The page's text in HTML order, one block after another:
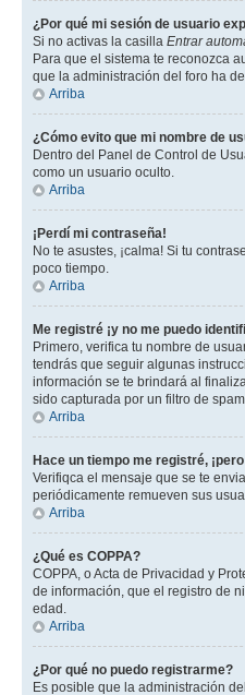
¿Por qué mi sesión de usuario
Si no activas la casilla Entrar
Para que el sistema te reconozca
que la administración del foro ha
Arriba
¿Cómo evito que mi nombre de
Dentro del Panel de Control de
como un usuario oculto.
Arriba
¡Perdí mi contraseña!
No te asustes, ¡calma! Si tu
poco tiempo.
Arriba
Me registré ¡y no me puedo
Primero, verifica tu nombre de
tendrás que seguir algunas
información se te brindará al
sido capturada por un filtro de
Arriba
Hace un tiempo me registré,
Verifiqca el mensaje que se te
periódicamente remueven sus
Arriba
¿Qué es COPPA?
COPPA, o Acta de Privacidad y
de información, que el registro de
edad.
Arriba
¿Por qué no puedo registrarme?
Es posible que la administración